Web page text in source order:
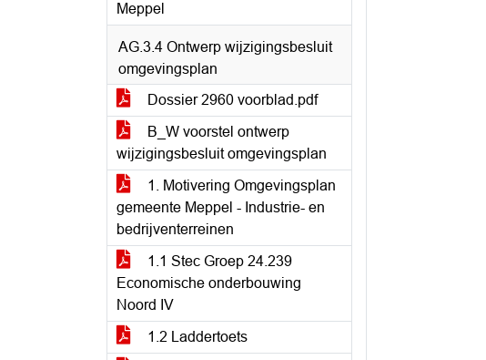
Meppel
AG.3.4 Ontwerp wijzigingsbesluit
omgevingsplan
Dossier 2960 voorblad.pdf
B_W voorstel ontwerp
wijzigingsbesluit omgevingsplan
1. Motivering Omgevingsplan
gemeente Meppel - Industrie- en
bedrijventerreinen
1.1 Stec Groep 24.239
Economische onderbouwing
Noord IV
1.2 Laddertoets